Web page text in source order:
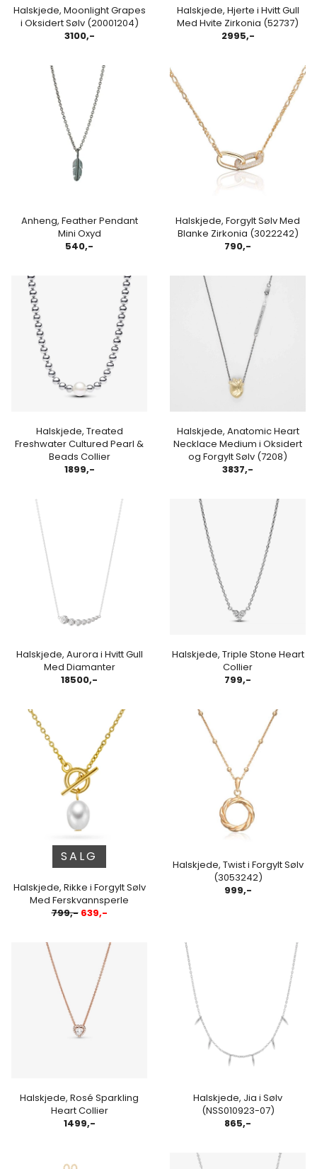
Halskjede, Moonlight Grapes
i Oksidert Sølv (20001204)
3100,-
Halskjede, Hjerte i Hvitt Gull
Med Hvite Zirkonia (52737)
2995,-
Anheng, Feather Pendant
Mini Oxyd
540,-
Halskjede, Forgylt Sølv Med
Blanke Zirkonia (3022242)
790,-
Halskjede, Treated
Freshwater Cultured Pearl &
Beads Collier
1899,-
Halskjede, Anatomic Heart
Necklace Medium i Oksidert
og Forgylt Sølv (7208)
3837,-
Halskjede, Aurora i Hvitt Gull
Med Diamanter
18500,-
Halskjede, Triple Stone Heart
Collier
799,-
SALG
Halskjede, Rikke i Forgylt Sølv
Med Ferskvannsperle
799,-639,-
Halskjede, Twist i Forgylt Sølv
(3053242)
999,-
Halskjede, Rosé Sparkling
Heart Collier
1499,-
Halskjede, Jia i Sølv
(NSS010923-07)
865,-